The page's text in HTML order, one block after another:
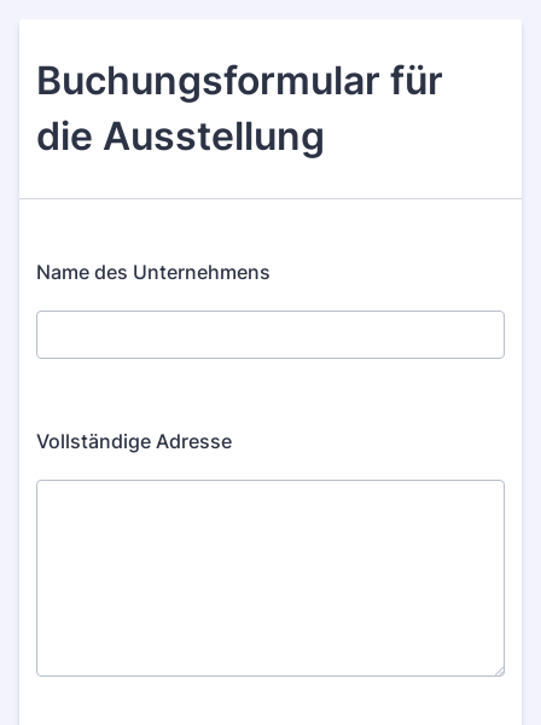
Buchungsformular für
die Ausstellung
Name des Unternehmens
Vollständige Adresse